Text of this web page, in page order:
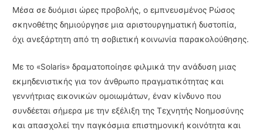
Μέσα σε δυόμισι ώρες προβολής, ο εμπνευσμένος Ρώσος
σκηνοθέτης δημιούργησε μια αριστουργηματική δυστοπία,
όχι ανεξάρτητη από τη σοβιετική κοινωνία παρακολούθησης.
Με το «Solaris» δραματοποίησε φιλμικά την ανάδυση μιας
εκμηδενιστικής για τον άνθρωπο πραγματικότητας και
γεννήτριας εικονικών ομοιωμάτων, έναν κίνδυνο που
συνδέεται σήμερα με την εξέλιξη της Τεχνητής Νοημοσύνης
και απασχολεί την παγκόσμια επιστημονική κοινότητα και